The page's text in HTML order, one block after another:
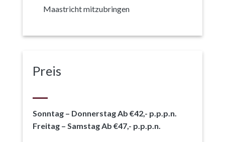
Maastricht mitzubringen
Preis
Sonntag – Donnerstag Ab €42,- p.p.p.n.
Freitag – Samstag Ab €47,- p.p.p.n.